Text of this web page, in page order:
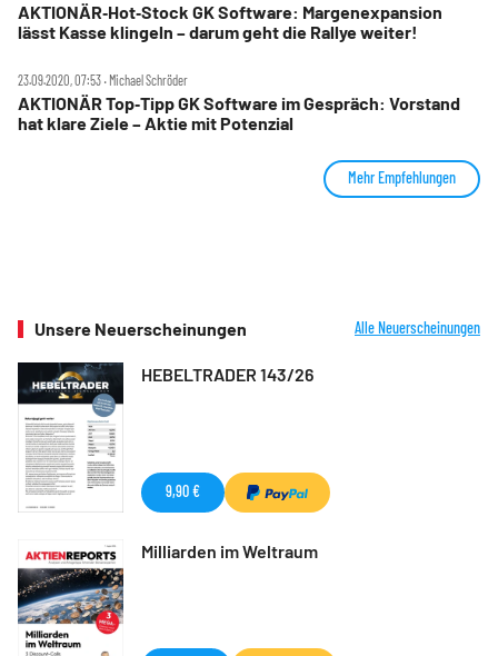
AKTIONÄR‑Hot‑Stock GK Software: Margenexpansion
lässt Kasse klingeln – darum geht die Rallye weiter!
23.09.2020, 07:53 ‧ Michael Schröder
AKTIONÄR Top‑Tipp GK Software im Gespräch: Vorstand
hat klare Ziele – Aktie mit Potenzial
Mehr Empfehlungen
Unsere Neuerscheinungen Alle Neuerscheinungen
HEBELTRADER 143/26
9,90 €
Milliarden im Weltraum